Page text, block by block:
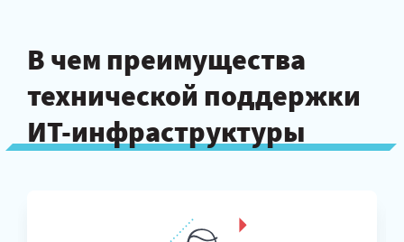
В чем преимущества
технической поддержки
ИТ-инфраструктуры